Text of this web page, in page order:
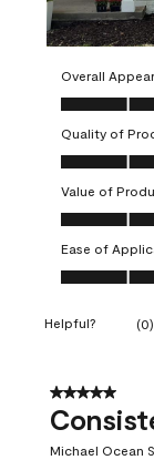
Overall
Overall
Quality of
Quality of
Value of
Value of
Ease of
Ease of
Helpful? (0)
5 out of 5
Michael Ocean